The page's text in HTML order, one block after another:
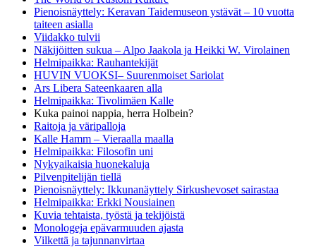
Pienoisnäyttely: Keravan Taidemuseon ystävät – 10 vuotta
taiteen asialla
Viidakko tulvii
Näkijöitten sukua – Alpo Jaakola ja Heikki W. Virolainen
Helmipaikka: Rauhantekijät
HUVIN VUOKSI– Suurenmoiset Sariolat
Ars Libera Sateenkaaren alla
Helmipaikka: Tivolimäen Kalle
Kuka painoi nappia, herra Holbein?
Raitoja ja väripalloja
Kalle Hamm – Vieraalla maalla
Helmipaikka: Filosofin uni
Nykyaikaisia huonekaluja
Pilvenpitelijän tiellä
Pienoisnäyttely: Ikkunanäyttely Sirkushevoset sairastaa
Helmipaikka: Erkki Nousiainen
Kuvia tehtaista, työstä ja tekijöistä
Monologeja epävarmuuden ajasta
Vilkettä ja tajunnanvirtaa